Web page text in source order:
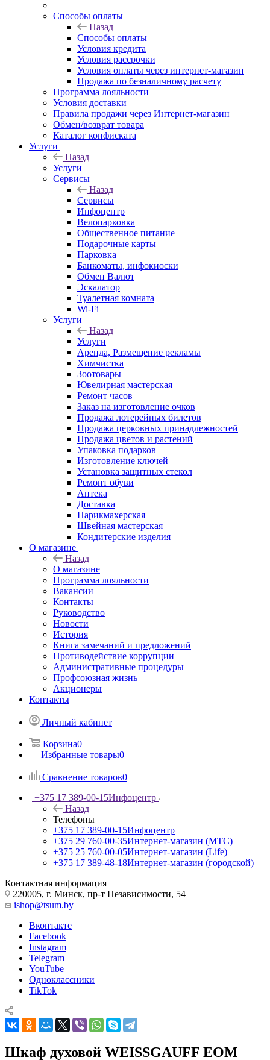
Способы оплаты
Назад
Способы оплаты
Условия кредита
Условия рассрочки
Условия оплаты через интернет-магазин
Продажа по безналичному расчету
Программа лояльности
Условия доставки
Правила продажи через Интернет-магазин
Обмен/возврат товара
Каталог конфиската
Услуги
Назад
Услуги
Сервисы
Назад
Сервисы
Инфоцентр
Велопарковка
Общественное питание
Подарочные карты
Парковка
Банкоматы, инфокиоски
Обмен Валют
Эскалатор
Туалетная комната
Wi-Fi
Услуги
Назад
Услуги
Аренда, Размещение рекламы
Химчистка
Зоотовары
Ювелирная мастерская
Ремонт часов
Заказ на изготовление очков
Продажа лотерейных билетов
Продажа церковных принадлежностей
Продажа цветов и растений
Упаковка подарков
Изготовление ключей
Установка защитных стекол
Ремонт обуви
Аптека
Доставка
Парикмахерская
Швейная мастерская
Кондитерские изделия
О магазине
Назад
О магазине
Программа лояльности
Вакансии
Контакты
Руководство
Новости
История
Книга замечаний и предложений
Противодействие коррупции
Административные процедуры
Профсоюзная жизнь
Акционеры
Контакты
Личный кабинет
Корзина0
Избранные товары0
Сравнение товаров0
+375 17 389-00-15Инфоцентр
Назад
Телефоны
+375 17 389-00-15Инфоцентр
+375 29 760-00-35Интернет-магазин (МТС)
+375 25 760-00-05Интернет-магазин (Life)
+375 17 389-48-18Интернет-магазин (городской)
Контактная информация
220005, г. Минск, пр-т Независимости, 54
ishop@tsum.by
Вконтакте
Facebook
Instagram
Telegram
YouTube
Одноклассники
TikTok
Шкаф духовой WEISSGAUFF EOM